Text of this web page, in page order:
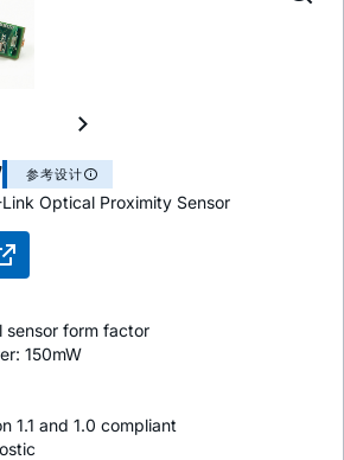
参考设计
Link Optical Proximity Sensor
sensor form factor
150mW
1.1 and 1.0 compliant